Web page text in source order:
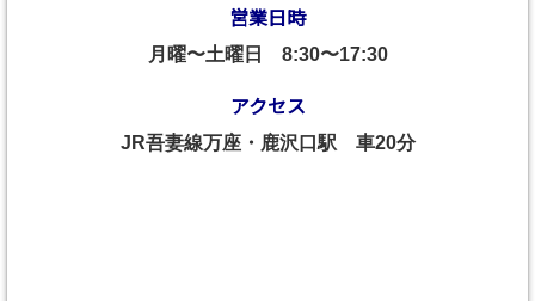
営業日時
月曜〜土曜日 8:30〜17:30
アクセス
JR吾妻線万座・鹿沢口駅 車20分